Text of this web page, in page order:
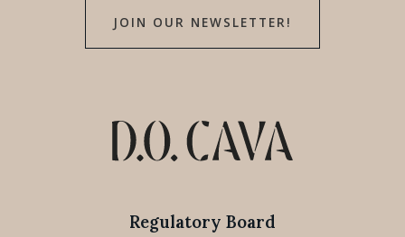
JOIN OUR NEWSLETTER!
Regulatory Board